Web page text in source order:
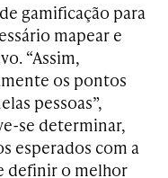
gamificação para
mapear e
“Assim,
os pontos
pessoas”,
se determinar,
esperados com a
definir o melhor